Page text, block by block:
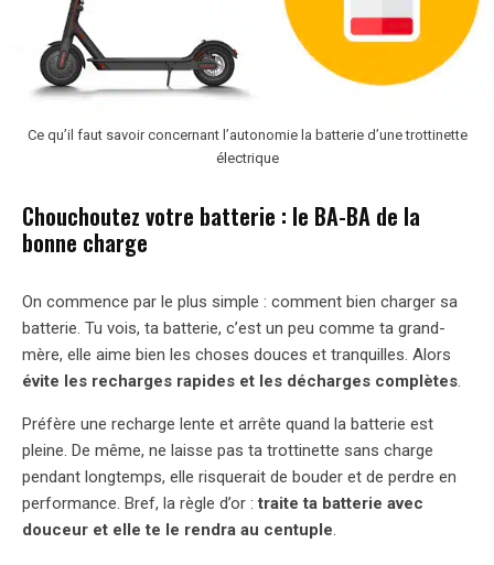
Ce qu’il faut savoir concernant l’autonomie la batterie d’une trottinette
électrique
Chouchoutez votre batterie : le BA-BA de la
bonne charge
On commence par le plus simple : comment bien charger sa
batterie. Tu vois, ta batterie, c’est un peu comme ta grand-
mère, elle aime bien les choses douces et tranquilles. Alors
évite les recharges rapides et les décharges complètes.
Préfère une recharge lente et arrête quand la batterie est
pleine. De même, ne laisse pas ta trottinette sans charge
pendant longtemps, elle risquerait de bouder et de perdre en
performance. Bref, la règle d’or :traite ta batterie avec
douceur et elle te le rendra au centuple.